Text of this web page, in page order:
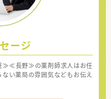
ージ
≫≪長野≫の薬剤師求人はお任
い薬局の雰囲気などもお伝え